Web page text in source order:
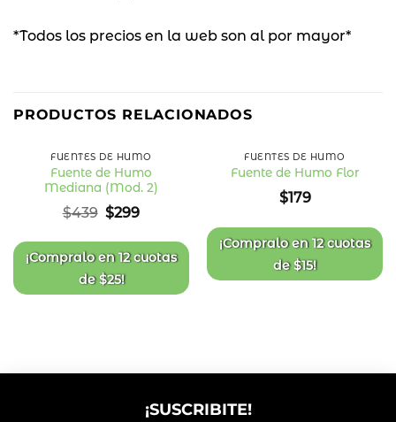
*Todos los precios en la web son al por mayor*
PRODUCTOS RELACIONADOS
OFF
Añadir
FUENTES DE HUMO
Fuente de Humo
Mediana (Mod. 2)
$439 El
original
era:
$439.
$299El
actual
es:
$299.
¡Compralo en12 cuotas
de$25!
de
deseos
FUENTES DE HUMO
Fuente de Humo Flor
$179
¡Compralo en12 cuotas
de$15!
¡SUSCRIBITE!